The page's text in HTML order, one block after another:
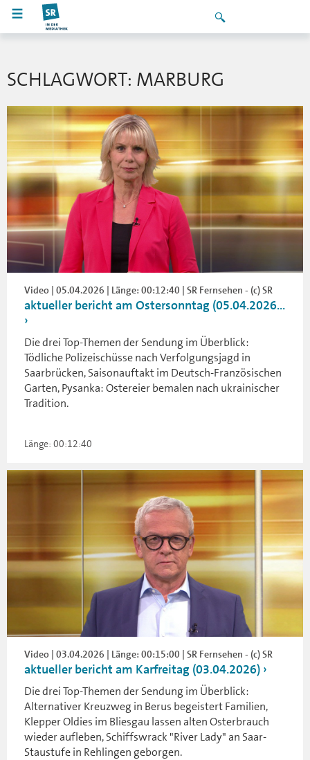
SCHLAGWORT: MARBURG
Video | 05.04.2026 | Länge: 00:12:40 | SR Fernsehen - (c) SR
aktueller bericht am Ostersonntag (05.04.2026...
Die drei Top-Themen der Sendung im Überblick:
Tödliche Polizeischüsse nach Verfolgungsjagd in
Saarbrücken, Saisonauftakt im Deutsch-Französischen
Garten, Pysanka: Ostereier bemalen nach ukrainischer
Tradition.
Länge: 00:12:40
Video | 03.04.2026 | Länge: 00:15:00 | SR Fernsehen - (c) SR
aktueller bericht am Karfreitag (03.04.2026)
Die drei Top-Themen der Sendung im Überblick:
Alternativer Kreuzweg in Berus begeistert Familien,
Klepper Oldies im Bliesgau lassen alten Osterbrauch
wieder aufleben, Schiffswrack "River Lady" an Saar-
Staustufe in Rehlingen geborgen.